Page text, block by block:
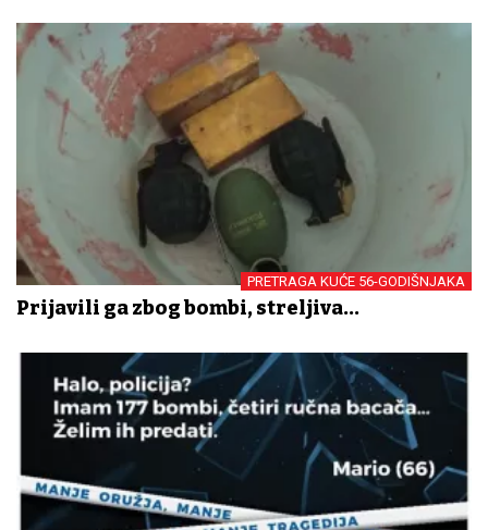
PRETRAGA KUĆE 56-GODIŠNJAKA
Prijavili ga zbog bombi, streljiva...